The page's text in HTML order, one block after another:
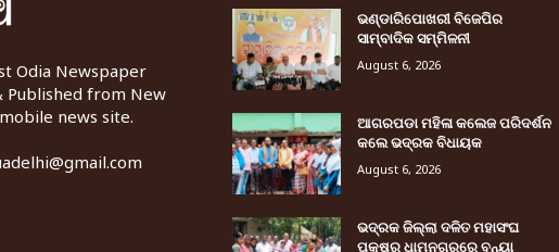
Odia Newspaper
Published from New
news site.
ଭଣ୍ଡାରିପୋଖରୀ ବିଜେପିର
ସାମ୍ବାଦିକ ସମ୍ମିଳନୀ
August 6, 2026
ଆଗରପଡା ମହିଳା କଲେଜ ପରିଦର୍ଶନ
କଲେ ଭଦ୍ରକ ବିଧାୟକ
August 6, 2026
ଭଦ୍ରକ ଜିଲ୍ଲା ଦଳିତ ମହାସଂଘ
ପକ୍ଷରୁ ଧାମନଗରରେ ବନ୍ୟା